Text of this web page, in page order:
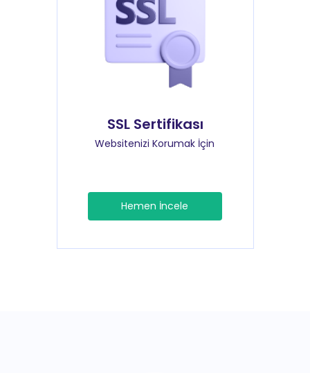
SSL Sertifikası
Websitenizi Korumak İçin
Hemen İncele